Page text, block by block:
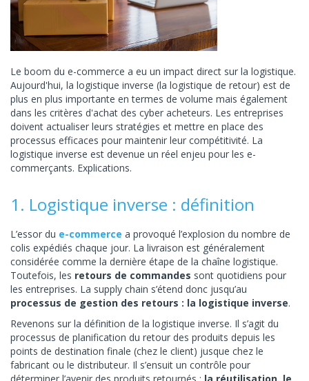
Le boom du e-commerce a eu un impact direct sur la logistique.
Aujourd'hui, la logistique inverse (la logistique de retour) est de
plus en plus importante en termes de volume mais également
dans les critères d'achat des cyber acheteurs. Les entreprises
doivent actualiser leurs stratégies et mettre en place des
processus efficaces pour maintenir leur compétitivité. La
logistique inverse est devenue un réel enjeu pour les e-
commerçants. Explications.
1. Logistique inverse : définition
L’essor du e-commerce a provoqué l’explosion du nombre de
colis expédiés chaque jour. La livraison est généralement
considérée comme la dernière étape de la chaîne logistique.
Toutefois, les retours de commandes sont quotidiens pour
les entreprises. La supply chain s’étend donc jusqu’au
processus de gestion des retours : la logistique inverse.
Revenons sur la définition de la logistique inverse. Il s’agit du
processus de planification du retour des produits depuis les
points de destination finale (chez le client) jusque chez le
fabricant ou le distributeur. Il s’ensuit un contrôle pour